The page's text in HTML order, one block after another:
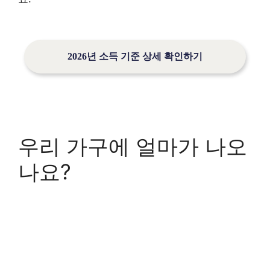
2026년 소득 기준 상세 확인하기
우리 가구에 얼마가 나오
나요?